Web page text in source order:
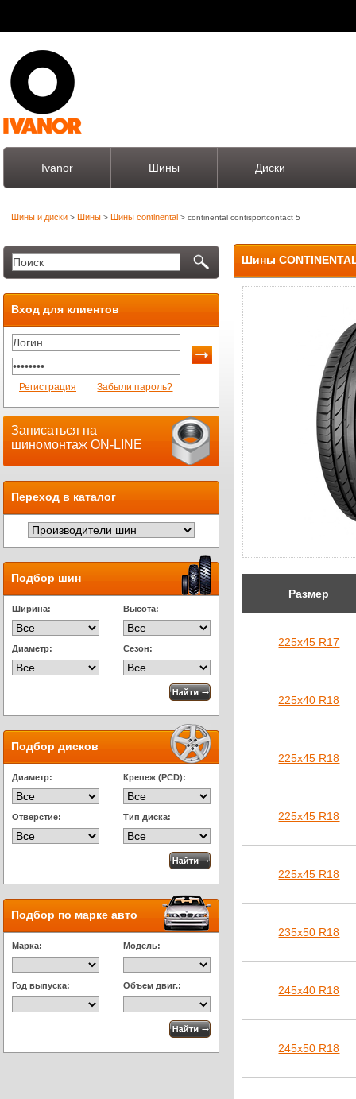
Ivanor Шины Диски
Шины и диски > Шины > Шины continental > continental contisportcontact 5
Вход для клиентов
Регистрация Забыли пароль?
Записаться на
шиномонтаж ON-LINE
Переход в каталог
Подбор шин
Ширина: Высота:
Диаметр: Сезон:
Подбор дисков
Диаметр: Крепеж (PCD):
Отверстие: Тип диска:
Подбор по марке авто
Марка: Модель:
Год выпуска: Объем двиг.:
Шины
Размер
225х45 R17
225х40 R18
225х45 R18
225х45 R18
225х45 R18
235х50 R18
245х40 R18
245х50 R18